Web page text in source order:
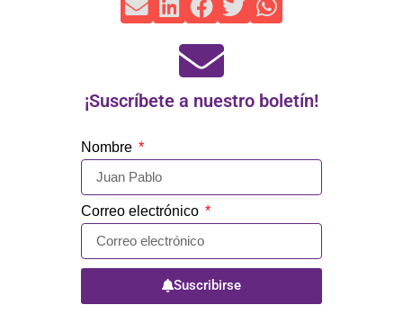
¡Suscríbete a nuestro boletín!
Nombre
Correo electrónico
Suscribirse